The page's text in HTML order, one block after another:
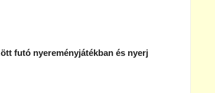
futó nyereményjátékban és nyerj